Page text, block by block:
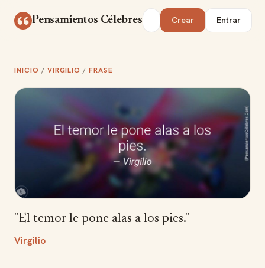
Pensamientos Célebres Buscar Crear Entrar
INICIO / VIRGILIO /FRASE
"El temor le pone alas a los pies."
Virgilio